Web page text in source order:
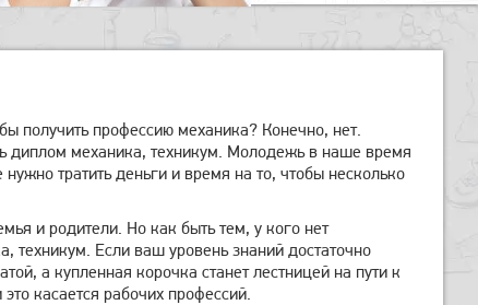
получить профессию механика? Конечно, нет.
диплом механика, техникум. Молодежь в наше время
тратить деньги и время на то, чтобы несколько
и родители. Но как быть тем, у кого нет
техникум. Если ваш уровень знаний достаточно
а купленная корочка станет лестницей на пути к
касается рабочих профессий.